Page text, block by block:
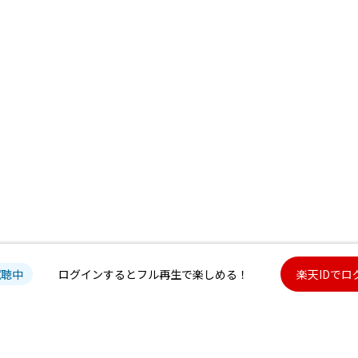
中 ログインするとフル再生で楽しめる！ 楽天IDでロ